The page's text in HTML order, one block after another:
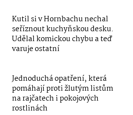
Kutil si v Hornbachu nechal
seříznout kuchyňskou desku.
Udělal komickou chybu a teď
varuje ostatní
Jednoduchá opatření, která
pomáhají proti žlutým listům
na rajčatech i pokojových
rostlinách